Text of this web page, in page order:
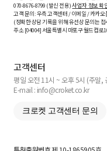
070-8676-8799 (발신 전용)사업자 정보 확
고객 문의: 우측 고객센터 / 이메일 / 카카
(정확한 상담 기록을 위해 유선상 문의는
주소 [04004] 서울특별시 마포구 월드컵로
고객센터
평일 오전 11시 ~ 오후 5시 (주말,
E-mail : info@croket.co.kr
크로켓 고객센터 문의